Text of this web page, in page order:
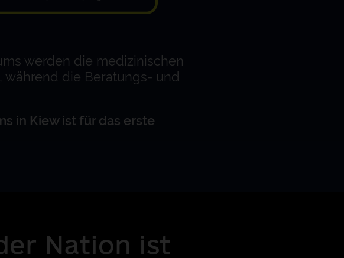
werden die medizinischen
während die Beratungs- und
in Kiew ist für das erste
Nation ist